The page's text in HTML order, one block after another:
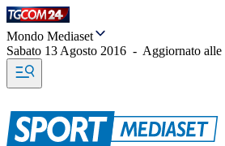
Mondo Mediaset
Sabato 13 Agosto 2016 - Aggiornato alle